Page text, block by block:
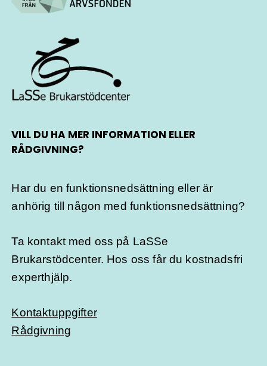
VILL DU HA MER INFORMATION ELLER
RÅDGIVNING?
Har du en funktionsnedsättning eller är
anhörig till någon med funktionsnedsättning?
Ta kontakt med oss på LaSSe
Brukarstödcenter. Hos oss får du kostnadsfri
experthjälp.
Kontaktuppgifter
Rådgivning